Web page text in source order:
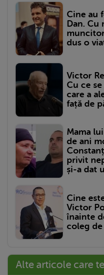
Cine au
Dan. Cu
dus o
Victor
Cu ce
care a
față de
Mama
de ani
privit
și-a dat
Cine
Victor
înainte
coleg
Alte articole care